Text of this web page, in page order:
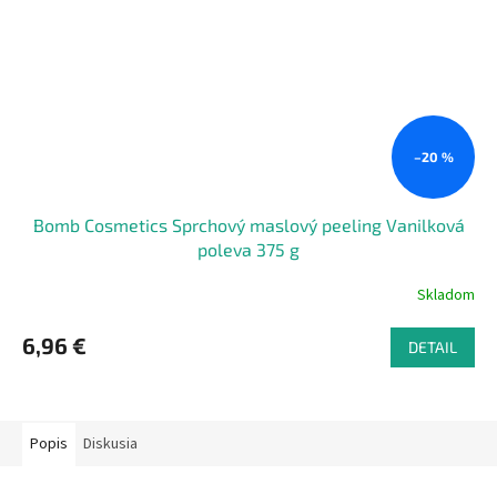
–20 %
Bomb Cosmetics Sprchový maslový peeling Vanilková
poleva 375 g
Skladom
6,96 € DETAIL
Popis Diskusia